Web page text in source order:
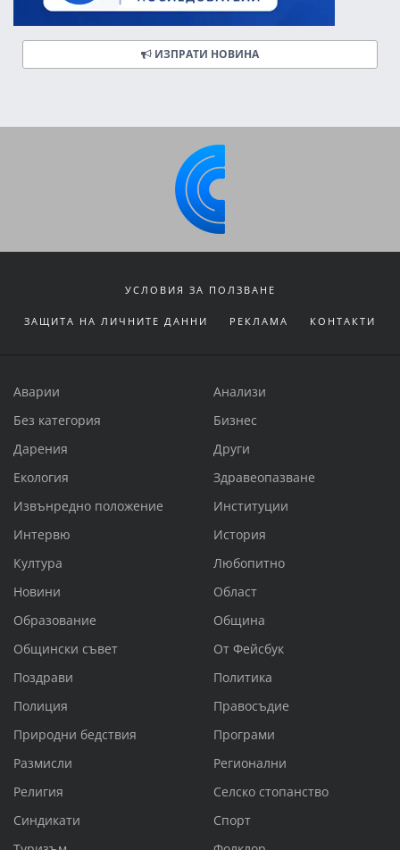
ИЗПРАТИ НОВИНА
УСЛОВИЯ ЗА ПОЛЗВАНЕ
ЗАЩИТА НА ЛИЧНИТЕ ДАННИ РЕКЛАМА КОНТАКТИ
Аварии
Анализи
Без категория
Бизнес
Дарения
Други
Екология
Здравеопазване
Извънредно положение
Институции
Интервю
История
Култура
Любопитно
Новини
Област
Образование
Община
Общински съвет
От Фейсбук
Поздрави
Политика
Полиция
Правосъдие
Природни бедствия
Програми
Размисли
Регионални
Религия
Селско стопанство
Синдикати
Спорт